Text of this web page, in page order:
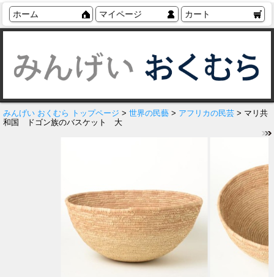
ホーム マイページ カート
みんげい おくむら トップページ > 世界の民藝 > アフリカの民芸 > マリ共
和国 ドゴン族のバスケット 大